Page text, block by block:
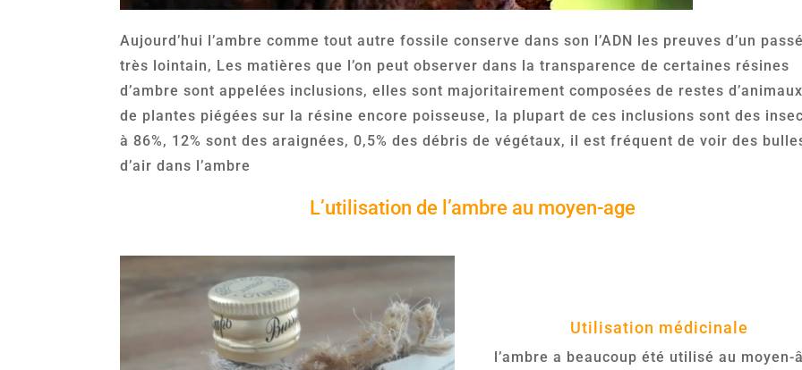
Aujourd’hui l’ambre comme tout autre fossile conserve dans son l’ADN les preuves d’un passé
très lointain, Les matières que l’on peut observer dans la transparence de certaines résines
d’ambre sont appelées inclusions, elles sont majoritairement composées de restes
de plantes piégées sur la résine encore poisseuse, la plupart de ces inclusions sont des
à 86%, 12% sont des araignées, 0,5% des débris de végétaux, il est fréquent de voir des
d’air dans l’ambre
L’utilisation de l’ambre au moyen-age
Utilisation médicinale
l’ambre a beaucoup été utilisé au moyen-